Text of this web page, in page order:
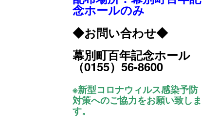
念ホールのみ
◆お問い合わせ◆
幕別町百年記念ホール
（0155）56-8600
※新型コロナウィルス感染予防
対策へのご協力をお願い致しま
す。